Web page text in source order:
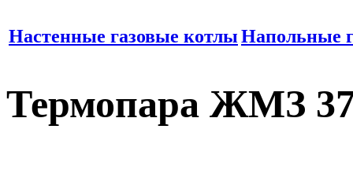
Настенные газовые котлыНапольные
Термопара ЖМЗ